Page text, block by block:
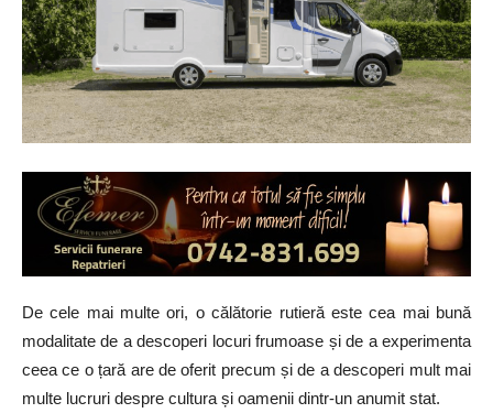
De cele mai multe ori, o călătorie rutieră este cea mai bună
modalitate de a descoperi locuri frumoase și de a experimenta
ceea ce o țară are de oferit precum și de a descoperi mult mai
multe lucruri despre cultura și oamenii dintr-un anumit stat.